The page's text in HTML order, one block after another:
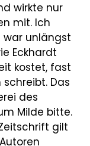
wirkte nur
mit. Ich
unlängst
Eckhardt
kostet, fast
Das
des
Milde bitte.
gilt